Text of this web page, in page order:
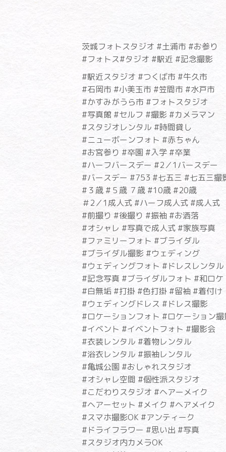
茨城フォトスタジオ #土浦市 #お参り
#フォトス#タジオ #駅近 #記念撮影
#駅近スタジオ #つくば市 #牛久市
#石岡市 #小美玉市 #笠間市 #水戸市
#かすみがうら市 #フォトスタジオ
#写真館 #セルフ #撮影 #カメラマン
#スタジオレンタル #時間貸し
#ニューボーンフォト #赤ちゃん
#お宮参り #卒園 #入学 #卒業
#ハーフバースデー #2／1バースデー
#バースデー #753 #七五三 #七五三撮
#３歳 #５歳 ７歳 #10歳 #20歳
＃2／1成人式 #ハーフ成人式 #成人式
#前撮り #後撮り #振袖 #お洒落
#オシャレ #写真で成人式 #家族写真
#ファミリーフォト #ブライダル
#ブライダル撮影 #ウェディング
#ウェディングフォト #ドレスレンタル
#記念写真 #ブライダルフォト #和ロケ
#白無垢 #打掛 #色打掛 #留袖 #着付け
#ウェディングドレス #ドレス撮影
#ロケーションフォト #ロケーション撮
#イベント #イベントフォト #撮影会
#衣装レンタル #着物レンタル
#浴衣レンタル #振袖レンタル
#亀城公園 #おしゃれスタジオ
#オシャレ空間 #個性派スタジオ
#こだわりスタジオ #ヘアーメイク
#ヘアーセット #メイク #ヘアメイク
#スマホ撮影OK #アンティーク
#ドライフラワー #思い出 #写真
#スタジオ内カメラOK